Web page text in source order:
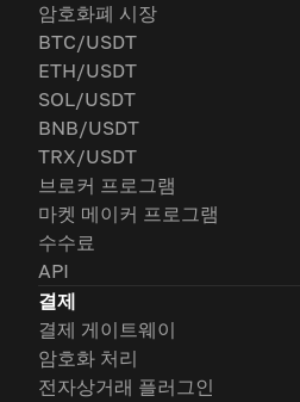
암호화폐 시장
BTC/USDT
ETH/USDT
SOL/USDT
BNB/USDT
TRX/USDT
브로커 프로그램
마켓 메이커 프로그램
수수료
API
결제
결제 게이트웨이
암호화 처리
전자상거래 플러그인